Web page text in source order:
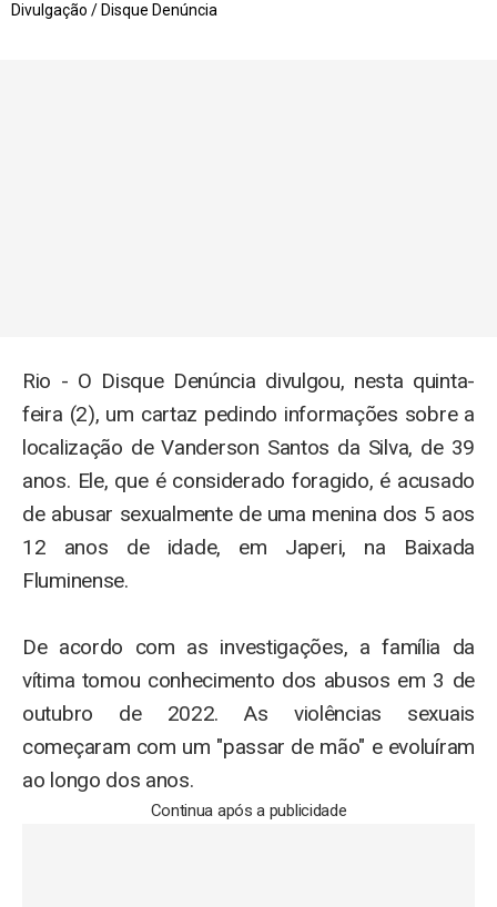
Divulgação / Disque Denúncia
Rio - O Disque Denúncia divulgou, nesta quinta-
feira (2), um cartaz pedindo informações sobre a
localização de Vanderson Santos da Silva, de 39
anos. Ele, que é considerado foragido, é acusado
de abusar sexualmente de uma menina dos 5 aos
12 anos de idade, em Japeri, na Baixada
Fluminense.
De acordo com as investigações, a família da
vítima tomou conhecimento dos abusos em 3 de
outubro de 2022. As violências sexuais
começaram com um "passar de mão" e evoluíram
ao longo dos anos.
Continua após a publicidade